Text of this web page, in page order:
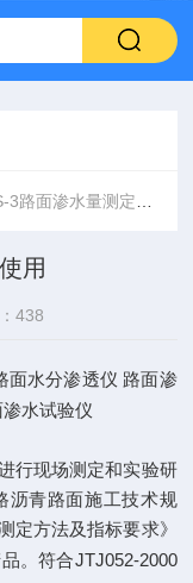
面渗水量测定仪如何使用
用
438
面水分渗透仪 路面渗
水试验仪
行现场测定和实验研
沥青路面施工技术规
定方法及指标要求》
。符合JTJ052-2000